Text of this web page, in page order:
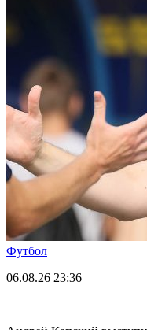
Футбол
06.08.26 23:36